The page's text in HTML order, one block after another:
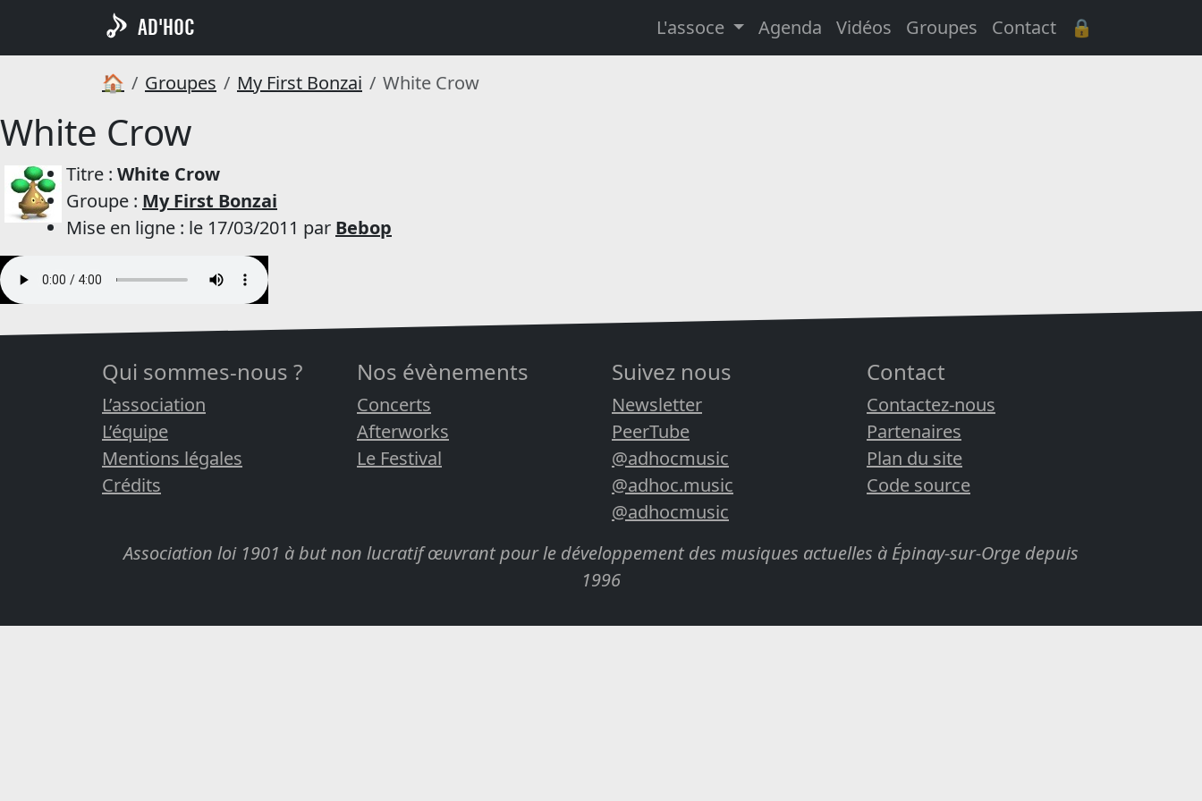
AD'HOC L'assoce Agenda Vidéos Groupes Contact 🔒
🏠 Groupes My First Bonzai White Crow
White Crow
Titre : White Crow
Groupe : My First Bonzai
Mise en ligne : le 17/03/2011 par Bebop
Qui sommes-nous ?
L’association
L’équipe
Mentions légales
Crédits
Nos évènements
Concerts
Afterworks
Le Festival
Suivez nous
Newsletter
PeerTube
@adhocmusic
@adhoc.music
@adhocmusic
Contact
Contactez-nous
Partenaires
Plan du site
Code source
Association loi 1901 à but non lucratif œuvrant pour le développement des musiques actuelles à Épinay-sur-Orge depuis
1996